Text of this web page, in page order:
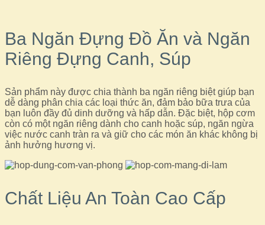
Ba Ngăn Đựng Đồ Ăn và Ngăn
Riêng Đựng Canh, Súp
Sản phẩm này được chia thành ba ngăn riêng biệt giúp bạn
dễ dàng phân chia các loại thức ăn, đảm bảo bữa trưa của
bạn luôn đầy đủ dinh dưỡng và hấp dẫn. Đặc biệt, hộp cơm
còn có một ngăn riêng dành cho canh hoặc súp, ngăn ngừa
việc nước canh tràn ra và giữ cho các món ăn khác không bị
ảnh hưởng hương vị.
Chất Liệu An Toàn Cao Cấp